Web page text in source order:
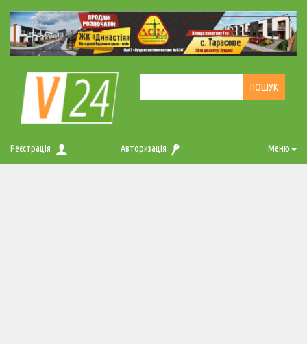
Реєстрація Авторизація Меню